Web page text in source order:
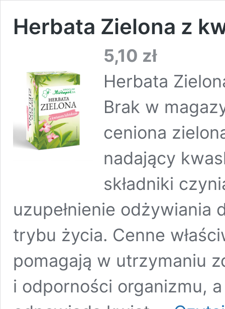
Herbata Zielona z
5,10 zł
Herbata
Brak w
ceniona
nadający
składniki
uzupełnienie odżywiania
trybu życia. Cenne
pomagają w utrzymaniu
i odporności organizmu,